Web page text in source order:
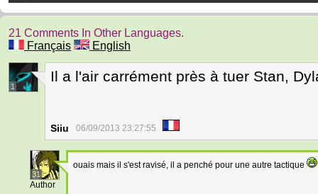
21 Comments In Other Languages.
Français
English
1
Il a l'air carrément près à tuer Stan,
Siiu 06/09/2013 23:27:55
31
Author
ouais mais il s'est ravisé, il a penché pour une autre tactique